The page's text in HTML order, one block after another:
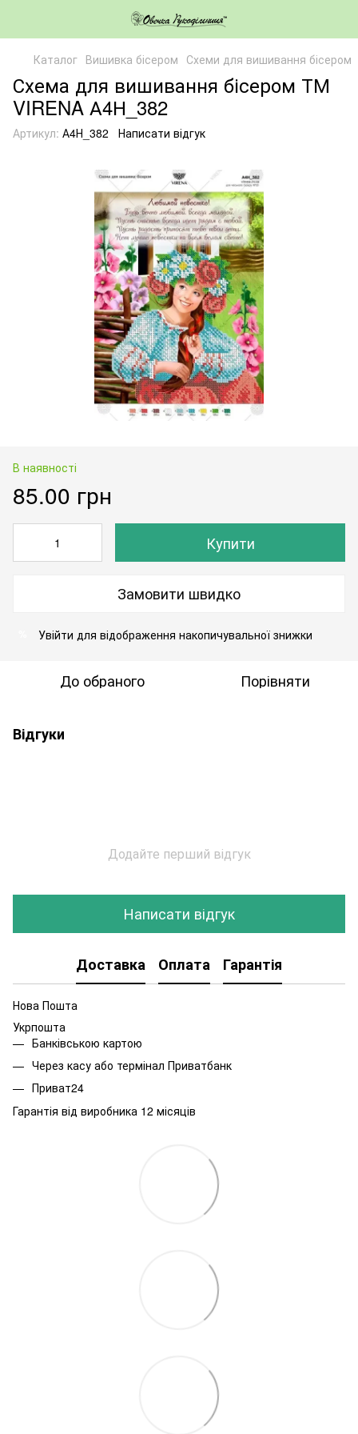
Каталог Вишивка бісером Схеми для вишивання бісером
Схема для вишивання бісером ТМ
VIRENA А4Н_382
Артикул: А4Н_382 Написати відгук
В наявності
85.00 грн
Купити
Замовити швидко
Увійти для відображення накопичувальної знижки
До обраного Порівняти
Відгуки
Додайте перший відгук
Написати відгук
Доставка Оплата Гарантія
Нова Пошта
Укрпошта
Банківською картою
Через касу або термінал Приватбанк
Приват24
Гарантія від виробника 12 місяців